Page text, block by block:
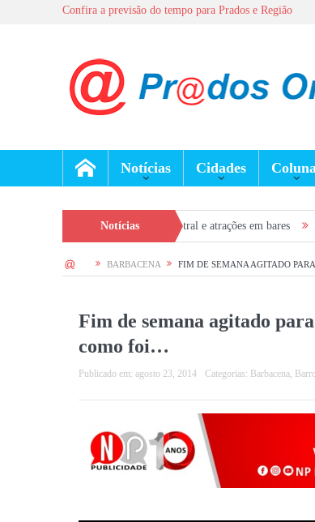
Confira a previsão do tempo para Prados e Região
Notícias Cidades
Notícias
gratuito na Praça Central e atrações em bares Missas desta
HOME BARBACENA FIM DE SEMANA AGITADO
Fim de semana agitado
como foi…
Publicado em: agosto 23, 2014 Categorias: Barbacena,